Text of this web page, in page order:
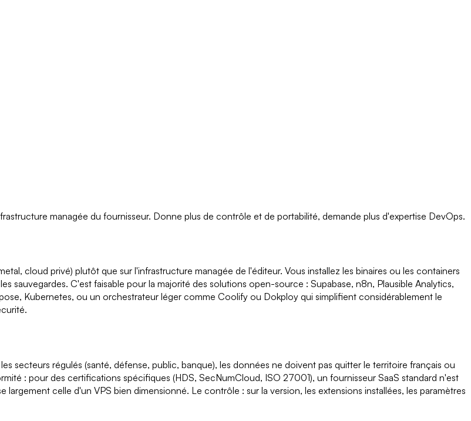
managée du fournisseur. Donne plus de contrôle et de portabilité, demande plus d'expertise DevOps.
cloud privé) plutôt que sur l'infrastructure managée de l'éditeur. Vous installez les binaires ou les containers
sauvegardes. C'est faisable pour la majorité des solutions open-source : Supabase, n8n, Plausible Analytics,
Kubernetes, ou un orchestrateur léger comme Coolify ou Dokploy qui simplifient considérablement le
secteurs régulés (santé, défense, public, banque), les données ne doivent pas quitter le territoire français ou
: pour des certifications spécifiques (HDS, SecNumCloud, ISO 27001), un fournisseur SaaS standard n'est
celle d'un VPS bien dimensionné. Le contrôle : sur la version, les extensions installées, les paramètres